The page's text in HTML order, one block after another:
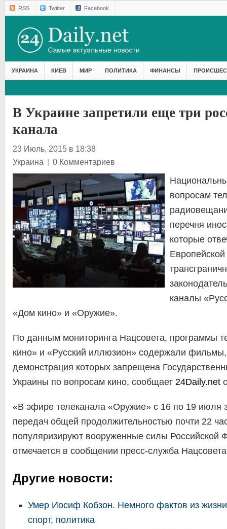
RSS Twitter Facebook
УКРАИНА КИЕВ МИР ПОЛИТИКА ФИНАНСЫ
В Украине запретили еще три
канала
23 Июль, 2015 в 18:38
Украина | 0 Комментариев
вопросам
перечня
которые
каналы
«Дом кино» и «Оружие».
По данным мониторинга Нацсовета, программы
кино» и «Русский иллюзион» содержали фильмы,
демонстрация которых запрещена
Украины по вопросам кино, сообщает 24Daily.net
«В эфире телеканала «Оружие» с 16 по 19 июля
передач общей продолжительностью почти 22
популяризируют вооруженные силы Российской
отмечается в сообщении пресс-служба
Другие новости:
Умер Иосиф Кобзон. Немного фактов из
спорт, политика